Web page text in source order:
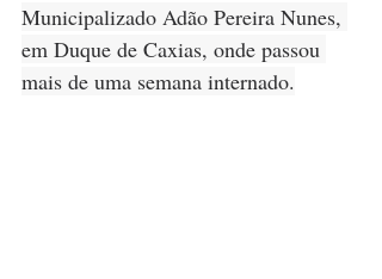
Municipalizado Adão Pereira Nunes,
em Duque de Caxias, onde passou
mais de uma semana internado.